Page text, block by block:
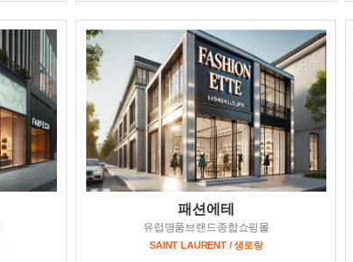
패션에테
유럽명품브랜드종합쇼핑몰
SAINT LAURENT / 생로랑